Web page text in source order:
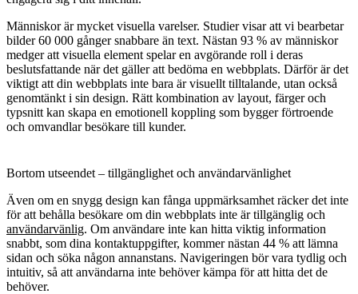
Människor är mycket visuella varelser. Studier visar att vi bearbetar
bilder 60 000 gånger snabbare än text. Nästan 93 % av människor
medger att visuella element spelar en avgörande roll i deras
beslutsfattande när det gäller att bedöma en webbplats. Därför är det
viktigt att din webbplats inte bara är visuellt tilltalande, utan också
genomtänkt i sin design. Rätt kombination av layout, färger och
typsnitt kan skapa en emotionell koppling som bygger förtroende
och omvandlar besökare till kunder.
Bortom utseendet – tillgänglighet och användarvänlighet
Även om en snygg design kan fånga uppmärksamhet räcker det inte
för att behålla besökare om din webbplats inte är tillgänglig och
användarvänlig. Om användare inte kan hitta viktig information
snabbt, som dina kontaktuppgifter, kommer nästan 44 % att lämna
sidan och söka någon annanstans. Navigeringen bör vara tydlig och
intuitiv, så att användarna inte behöver kämpa för att hitta det de
behöver.